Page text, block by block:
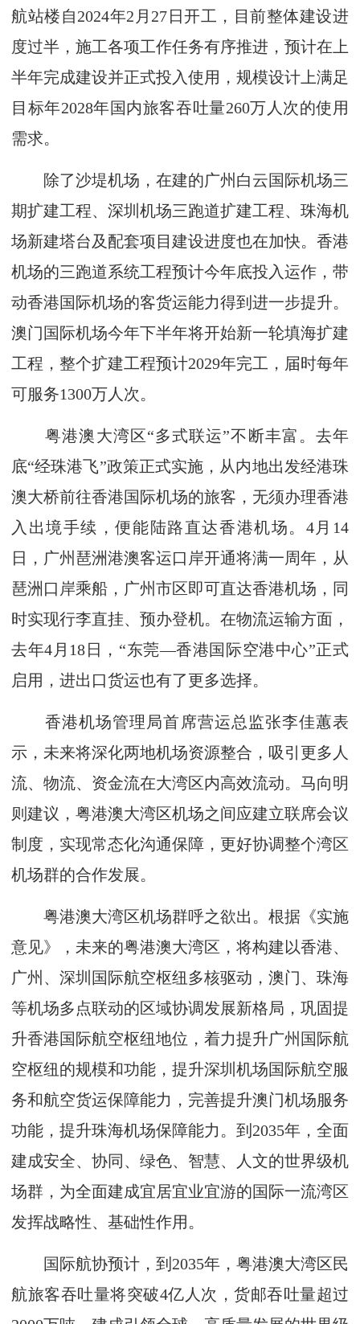
航站楼自2024年2月27日开工，目前整体建设进
度过半，施工各项工作任务有序推进，预计在上
半年完成建设并正式投入使用，规模设计上满足
目标年2028年国内旅客吞吐量260万人次的使用
需求。
除了沙堤机场，在建的广州白云国际机场三
期扩建工程、深圳机场三跑道扩建工程、珠海机
场新建塔台及配套项目建设进度也在加快。香港
机场的三跑道系统工程预计今年底投入运作，带
动香港国际机场的客货运能力得到进一步提升。
澳门国际机场今年下半年将开始新一轮填海扩建
工程，整个扩建工程预计2029年完工，届时每年
可服务1300万人次。
粤港澳大湾区“多式联运”不断丰富。去年
底“经珠港飞”政策正式实施，从内地出发经港珠
澳大桥前往香港国际机场的旅客，无须办理香港
入出境手续，便能陆路直达香港机场。4月14
日，广州琶洲港澳客运口岸开通将满一周年，从
琶洲口岸乘船，广州市区即可直达香港机场，同
时实现行李直挂、预办登机。在物流运输方面，
去年4月18日，“东莞—香港国际空港中心”正式
启用，进出口货运也有了更多选择。
香港机场管理局首席营运总监张李佳蕙表
示，未来将深化两地机场资源整合，吸引更多人
流、物流、资金流在大湾区内高效流动。马向明
则建议，粤港澳大湾区机场之间应建立联席会议
制度，实现常态化沟通保障，更好协调整个湾区
机场群的合作发展。
粤港澳大湾区机场群呼之欲出。根据《实施
意见》，未来的粤港澳大湾区，将构建以香港、
广州、深圳国际航空枢纽多核驱动，澳门、珠海
等机场多点联动的区域协调发展新格局，巩固提
升香港国际航空枢纽地位，着力提升广州国际航
空枢纽的规模和功能，提升深圳机场国际航空服
务和航空货运保障能力，完善提升澳门机场服务
功能，提升珠海机场保障能力。到2035年，全面
建成安全、协同、绿色、智慧、人文的世界级机
场群，为全面建成宜居宜业宜游的国际一流湾区
发挥战略性、基础性作用。
国际航协预计，到2035年，粤港澳大湾区民
航旅客吞吐量将突破4亿人次，货邮吞吐量超过